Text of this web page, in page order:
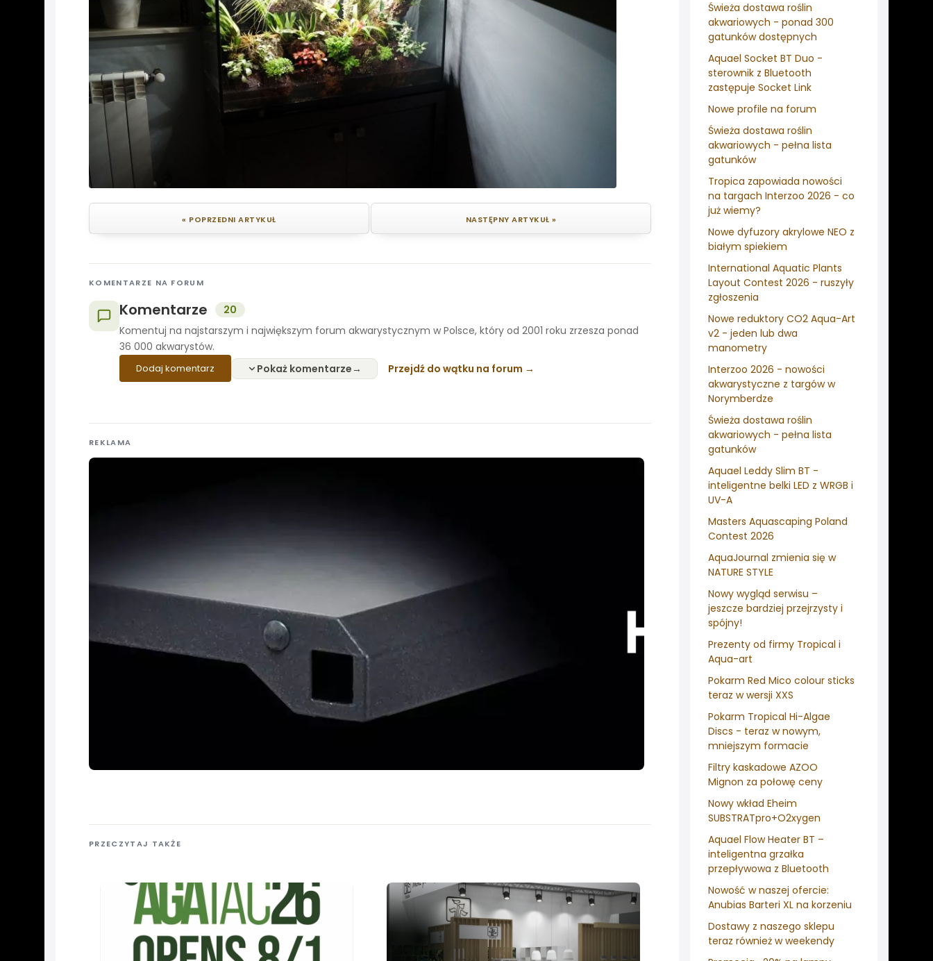
Świeża dostawa roślin
akwariowych - ponad 300
gatunków dostępnych
Aquael Socket BT Duo -
sterownik z Bluetooth
zastępuje Socket Link
Nowe profile na forum
Świeża dostawa roślin
akwariowych - pełna lista
gatunków
Tropica zapowiada nowości
na targach Interzoo 2026 - co
już wiemy?
Nowe dyfuzory akrylowe NEO z
białym spiekiem
International Aquatic Plants
Layout Contest 2026 - ruszyły
zgłoszenia
Nowe reduktory CO2 Aqua-Art
v2 - jeden lub dwa
manometry
Interzoo 2026 - nowości
akwarystyczne z targów w
Norymberdze
Świeża dostawa roślin
akwariowych - pełna lista
gatunków
Aquael Leddy Slim BT -
inteligentne belki LED z WRGB i
UV-A
Masters Aquascaping Poland
Contest 2026
AquaJournal zmienia się w
NATURE STYLE
Nowy wygląd serwisu –
jeszcze bardziej przejrzysty i
spójny!
Prezenty od firmy Tropical i
Aqua-art
Pokarm Red Mico colour sticks
teraz w wersji XXS
Pokarm Tropical Hi-Algae
Discs - teraz w nowym,
mniejszym formacie
Filtry kaskadowe AZOO
Mignon za połowę ceny
Nowy wkład Eheim
SUBSTRATpro+O2xygen
Aquael Flow Heater BT –
inteligentna grzałka
przepływowa z Bluetooth
Nowość w naszej ofercie:
Anubias Barteri XL na korzeniu
Dostawy z naszego sklepu
teraz również w weekendy
« POPRZEDNI ARTYKUŁ NASTĘPNY ARTYKUŁ »
KOMENTARZE NA FORUM
Komentarze
20
Komentuj na najstarszym i największym forum akwarystycznym w Polsce, który od 2001 roku zrzesza ponad
36 000 akwarystów.
Dodaj komentarz Pokaż komentarze Przejdź do wątku na forum
REKLAMA
PRZECZYTAJ TAKŻE